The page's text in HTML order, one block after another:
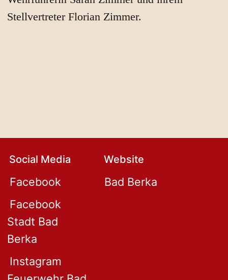
Stellvertreter Florian Zimmer.
Social Media
Facebook
Facebook
Stadt Bad
Berka
Instagram
Website
Bad Berka